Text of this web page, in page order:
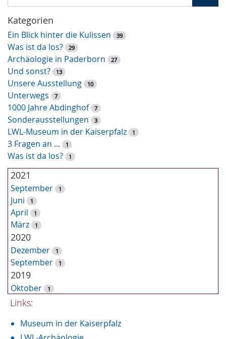
c
h
l
ü
s
s
e
l
w
o
r
t
-
S
u
h
e
Kategorien
Ein Blick hinter die Kulissen 39
Was ist da los? 29
Archäologie in Paderborn 27
Und sonst? 13
Unsere Ausstellung 10
Unterwegs 7
1000 Jahre Abdinghof 7
Sonderausstellungen 3
LWL-Museum in der Kaiserpfalz 1
3 Fragen an ... 1
Was ist da los? 1
2021
September 1
Juni 1
April 1
März 1
2020
Dezember 1
September 1
2019
Oktober 1
September
Juni 1
Links:
Museum in der Kaiserpfalz